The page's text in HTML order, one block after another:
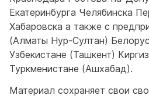
Екатеринбурга Челябинска
Хабаровска а также с
(Алматы Нур-Султан)
Узбекистане (Ташкент)
Туркменистане (Ашхабад).
Материал сохраняет свои